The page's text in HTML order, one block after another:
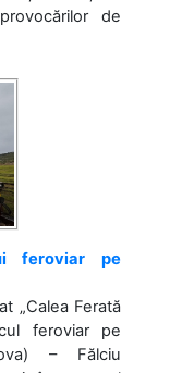
de
feroviar pe
„Calea Ferată
feroviar pe
– Fălciu